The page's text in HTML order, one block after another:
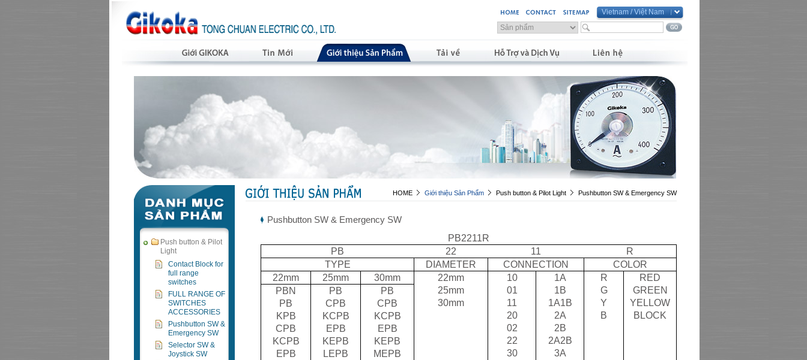
Vietnam / Việt Nam
China / 简体中文
Vietnam / Việt Nam
Push button & Pilot
Light
Contact Block for
full range
switches
FULL RANGE OF
SWITCHES
ACCESSORIES
Pushbutton SW &
Emergency SW
Selector SW &
Joystick SW
HOME Giới thiệu Sản Phẩm Push button & Pilot Light Pushbutton SW & Emergency SW
Pushbutton SW & Emergency SW
PB2211R
PB
22 11
R
TYPE
DIAMETER CONNECTION
COLOR
22mm
25mm 30mm
22mm
25mm
30mm
10
01
11
20
02
22
30
1A
1B
1A1B
2A
2B
2A2B
3A
R
G
Y
B
RED
GREEN
YELLOW
BLOCK
PBN
PB
KPB
CPB
KCPB
EPB
PB
CPB
KCPB
EPB
KEPB
LEPB
PB
CPB
KCPB
EPB
KEPB
MEPB